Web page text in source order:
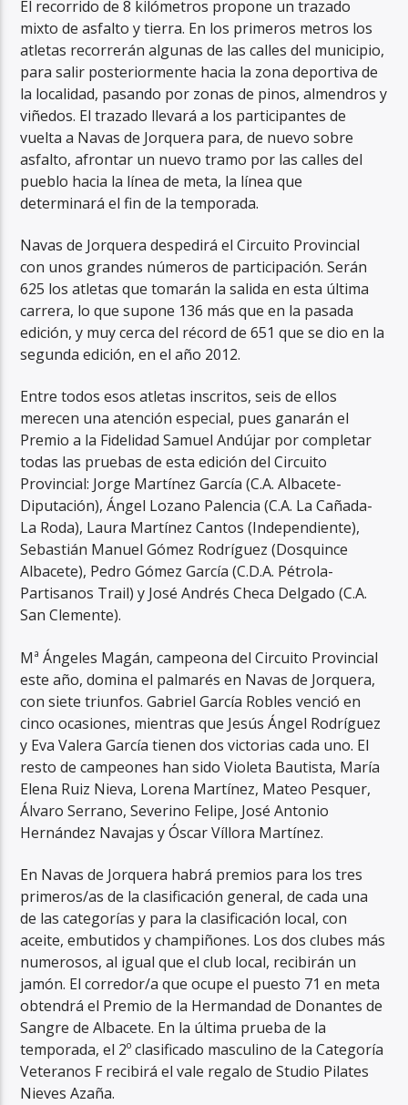
El recorrido de 8 kilómetros propone un trazado
mixto de asfalto y tierra. En los primeros metros los
atletas recorrerán algunas de las calles del municipio,
para salir posteriormente hacia la zona deportiva de
la localidad, pasando por zonas de pinos, almendros y
viñedos. El trazado llevará a los participantes de
vuelta a Navas de Jorquera para, de nuevo sobre
asfalto, afrontar un nuevo tramo por las calles del
pueblo hacia la línea de meta, la línea que
determinará el fin de la temporada.
Navas de Jorquera despedirá el Circuito Provincial
con unos grandes números de participación. Serán
625 los atletas que tomarán la salida en esta última
carrera, lo que supone 136 más que en la pasada
edición, y muy cerca del récord de 651 que se dio en la
segunda edición, en el año 2012.
Entre todos esos atletas inscritos, seis de ellos
merecen una atención especial, pues ganarán el
Premio a la Fidelidad Samuel Andújar por completar
todas las pruebas de esta edición del Circuito
Provincial: Jorge Martínez García (C.A. Albacete-
Diputación), Ángel Lozano Palencia (C.A. La Cañada-
La Roda), Laura Martínez Cantos (Independiente),
Sebastián Manuel Gómez Rodríguez (Dosquince
Albacete), Pedro Gómez García (C.D.A. Pétrola-
Partisanos Trail) y José Andrés Checa Delgado (C.A.
San Clemente).
Mª Ángeles Magán, campeona del Circuito Provincial
este año, domina el palmarés en Navas de Jorquera,
con siete triunfos. Gabriel García Robles venció en
cinco ocasiones, mientras que Jesús Ángel Rodríguez
y Eva Valera García tienen dos victorias cada uno. El
resto de campeones han sido Violeta Bautista, María
Elena Ruiz Nieva, Lorena Martínez, Mateo Pesquer,
Álvaro Serrano, Severino Felipe, José Antonio
Hernández Navajas y Óscar Víllora Martínez.
En Navas de Jorquera habrá premios para los tres
primeros/as de la clasificación general, de cada una
de las categorías y para la clasificación local, con
aceite, embutidos y champiñones. Los dos clubes más
numerosos, al igual que el club local, recibirán un
jamón. El corredor/a que ocupe el puesto 71 en meta
obtendrá el Premio de la Hermandad de Donantes de
Sangre de Albacete. En la última prueba de la
temporada, el 2º clasificado masculino de la Categoría
Veteranos F recibirá el vale regalo de Studio Pilates
Nieves Azaña.